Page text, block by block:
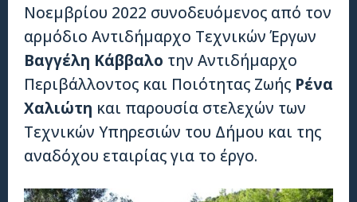
Νοεμβρίου 2022 συνοδευόμενος από τον
αρμόδιο Αντιδήμαρχο Τεχνικών Έργων
Βαγγέλη Κάββαλο την Αντιδήμαρχο
Περιβάλλοντος και Ποιότητας Ζωής Ρένα
Χαλιώτη και παρουσία στελεχών των
Τεχνικών Υπηρεσιών του Δήμου και της
αναδόχου εταιρίας για το έργο.